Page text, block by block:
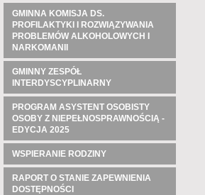
GMINNA KOMISJA DS.
PROFILAKTYKI I ROZWIĄZYWANIA
PROBLEMÓW ALKOHOLOWYCH I
NARKOMANII
GMINNY ZESPÓŁ
INTERDYSCYPLINARNY
PROGRAM ASYSTENT OSOBISTY
OSOBY Z NIEPEŁNOSPRAWNOŚCIĄ -
EDYCJA 2025
WSPIERANIE RODZINY
RAPORT O STANIE ZAPEWNIENIA
DOSTĘPNOŚCI